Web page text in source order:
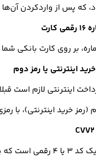
که پس از واردکردن آن‌ها
بر روی کارت بانکی
اینترنتی لازم است
(رمز خرید اینترنتی)، با